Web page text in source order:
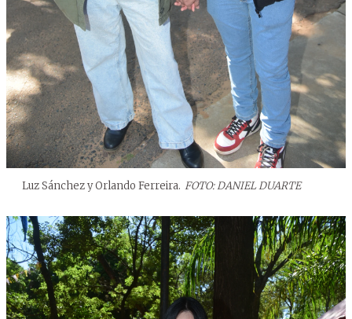
Luz Sánchez y Orlando Ferreira. FOTO: DANIEL DUARTE